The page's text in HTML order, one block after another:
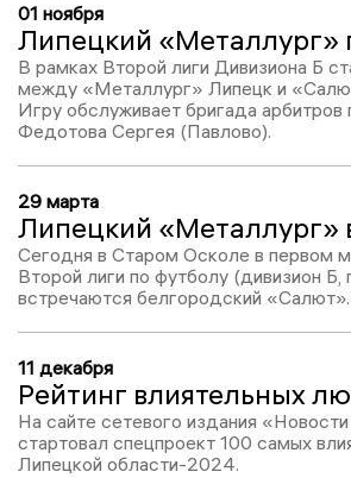
01 ноября
В рамках Второй лиги Дивизиона Б
между «Металлург» Липецк и
Игру обслуживает бригада
Федотова Сергея (Павлово).
29 марта
Сегодня в Старом Осколе в первом
Второй лиги по футболу (дивизион Б,
встречаются белгородский
11 декабря
На сайте сетевого издания
стартовал спецпроект 100 самых
Липецкой области-2024.